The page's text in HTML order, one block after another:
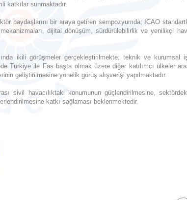
katkılar sunmaktadır.
paydaşlarını bir araya getiren sempozyumda; ICAO
dijital dönüşüm, sürdürülebilirlik ve yenilikçi
ikili görüşmeler gerçekleştirilmekte; teknik ve kurumsal
Türkiye ile Fas başta olmak üzere diğer katılımcı ülkeler
geliştirilmesine yönelik görüş alışverişi yapılmaktadır.
sivil havacılıktaki konumunun güçlendirilmesine,
katkı sağlaması beklenmektedir.